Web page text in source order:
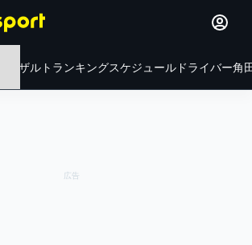
リザルト ランキングスケジュール ドライバー角